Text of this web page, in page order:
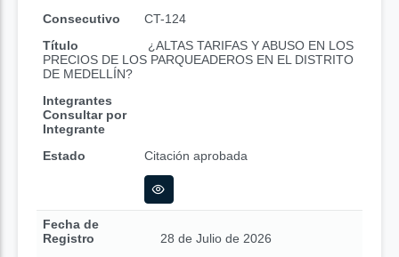
Consecutivo
CT-124
Título
¿ALTAS TARIFAS Y ABUSO EN LOS
PRECIOS DE LOS PARQUEADEROS EN EL DISTRITO
DE MEDELLÍN?
Integrantes
Consultar por
Integrante
Estado
Citación aprobada
Fecha de
Registro
28 de Julio de 2026